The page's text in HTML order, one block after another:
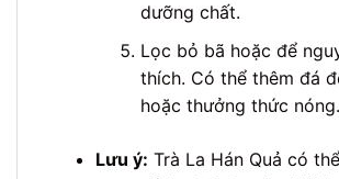
dưỡng chất.
Lọc bỏ bã hoặc để
thích. Có thể thêm đá
hoặc thưởng thức nóng.
Lưu ý: Trà La Hán Quả có